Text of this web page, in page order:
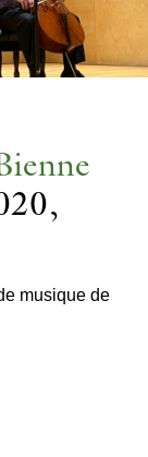
musique de